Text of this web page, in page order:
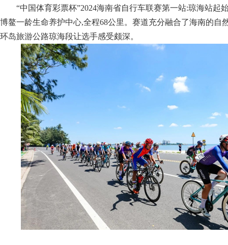
“中国体育彩票杯”2024海南省自行车联赛第一站:琼海站起
博鳌一龄生命养护中心,全程68公里。赛道充分融合了海南的自
环岛旅游公路琼海段让选手感受颇深。